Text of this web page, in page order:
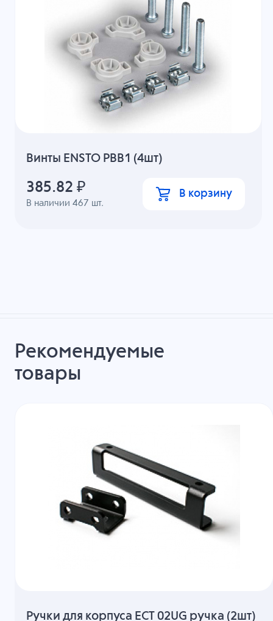
Винты ENSTO PBB1 (4шт)
В наличии467 шт.
385.82 ₽ В корзину
Рекомендуемые
товары
Ручки для корпуса ECT 02UG ручка (2шт)